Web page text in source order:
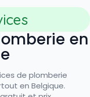
en
de plomberie
en Belgique.